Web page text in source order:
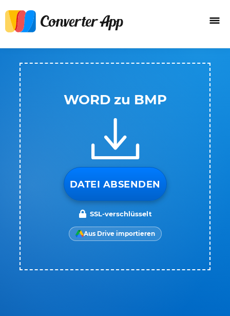
WORD zu BMP
DATEI ABSENDEN
SSL-verschlüsselt
Aus Drive importieren